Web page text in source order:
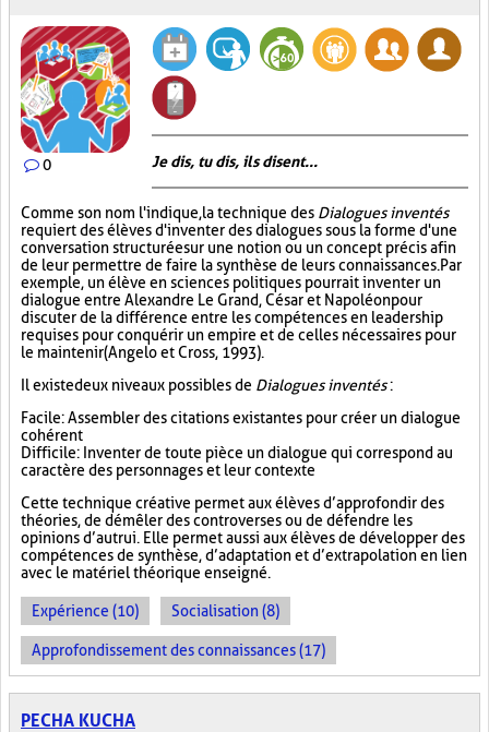
0 Je dis, tu dis, ils disent...
Comme son nom l'indique, la technique des Dialogues inventés
requiert des élèves d'inventer des dialogues sous la forme d'une
conversation structurée sur une notion ou un concept précis afin
de leur permettre de faire la synthèse de leurs connaissances. Par
exemple, un élève en sciences politiques pourrait inventer un
dialogue entre Alexandre Le Grand, César et Napoléon pour
discuter de la différence entre les compétences en leadership
requises pour conquérir un empire et de celles nécessaires pour
le maintenir (Angelo et Cross, 1993).
Il existe deux niveaux possibles de Dialogues inventés:
Facile : Assembler des citations existantes pour créer un dialogue
cohérent
Difficile : Inventer de toute pièce un dialogue qui correspond au
caractère des personnages et leur contexte
Cette technique créative permet aux élèves d’approfondir des
théories, de démêler des controverses ou de défendre les
opinions d’autrui. Elle permet aussi aux élèves de développer des
compétences de synthèse, d’adaptation et d’extrapolation en lien
avec le matériel théorique enseigné.
Expérience (10) Socialisation (8)
Approfondissement des connaissances (17)
PECHA KUCHA